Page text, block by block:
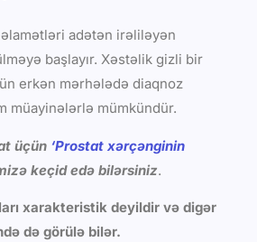
adətən irəliləyən
başlayır. Xəstəlik gizli bir
erkən mərhələdə diaqnoz
müayinələrlə mümkündür.
üçün ‘Prostat xərçənginin
keçid edə bilərsiniz.
xarakteristik deyildir və digər
də görülə bilər.